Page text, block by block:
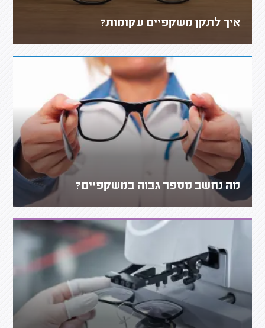
איך לתקן משקפיים עקומות?
מה נחשב מספר גבוה במשקפיים?